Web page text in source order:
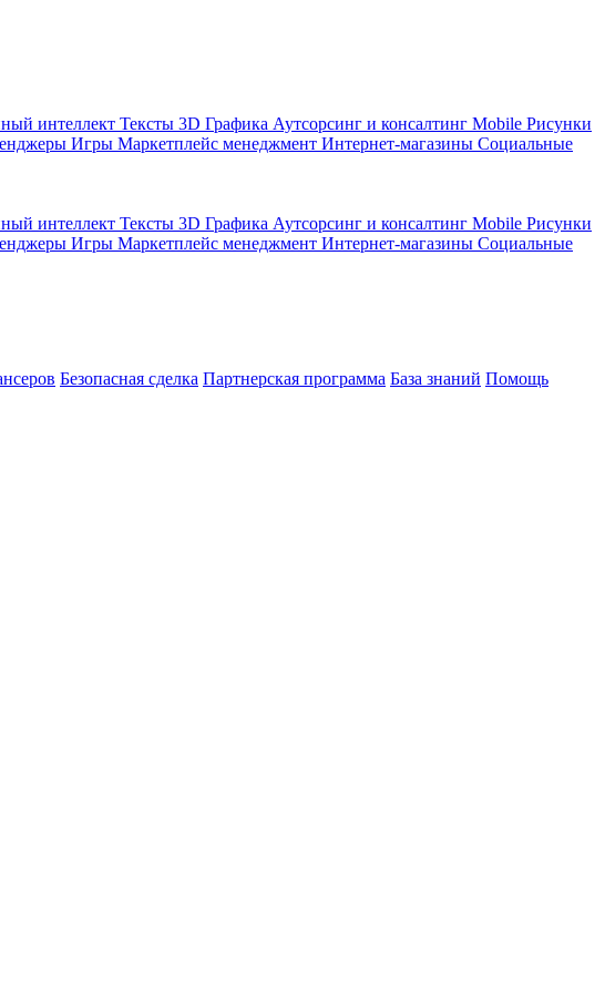
интеллект Тексты 3D Графика Аутсорсинг и консалтинг Mobile Рисунки
Игры Маркетплейс менеджмент Интернет-магазины Социальные
интеллект Тексты 3D Графика Аутсорсинг и консалтинг Mobile Рисунки
Игры Маркетплейс менеджмент Интернет-магазины Социальные
Безопасная сделка Партнерская программа База знаний Помощь